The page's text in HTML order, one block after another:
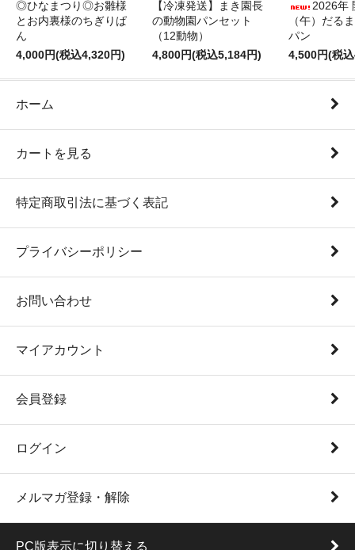
◎ひなまつり◎お雛様
とお内裏様のちぎりぱ
ん
4,000円(税込4,320円)
【冷凍発送】まき園長
の動物園パンセット
（12動物）
4,800円(税込5,184円)
2026年
（午）だる
パン
4,500円(税
ホーム
カートを見る
特定商取引法に基づく表記
プライバシーポリシー
お問い合わせ
マイアカウント
会員登録
ログイン
メルマガ登録・解除
PC版表示に切り替える